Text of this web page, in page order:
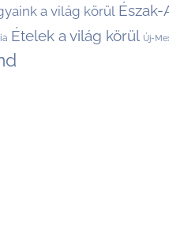
a világ körül
Ételek a világ körül Új-